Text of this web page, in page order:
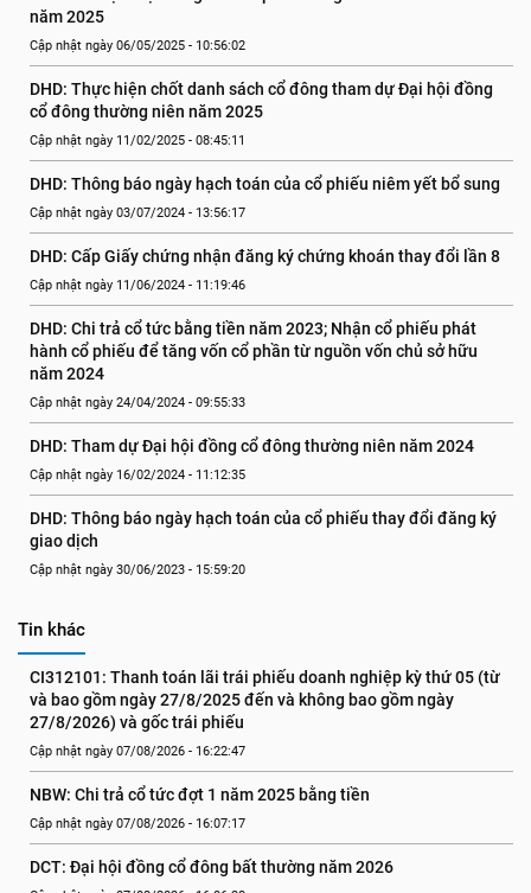
năm 2025
Cập nhật ngày 06/05/2025 - 10:56:02
DHD: Thực hiện chốt danh sách cổ đông tham dự Đại hội đồng
cổ đông thường niên năm 2025
Cập nhật ngày 11/02/2025 - 08:45:11
DHD: Thông báo ngày hạch toán của cổ phiếu niêm yết bổ sung
Cập nhật ngày 03/07/2024 - 13:56:17
DHD: Cấp Giấy chứng nhận đăng ký chứng khoán thay đổi lần 8
Cập nhật ngày 11/06/2024 - 11:19:46
DHD: Chi trả cổ tức bằng tiền năm 2023; Nhận cổ phiếu phát
hành cổ phiếu để tăng vốn cổ phần từ nguồn vốn chủ sở hữu
năm 2024
Cập nhật ngày 24/04/2024 - 09:55:33
DHD: Tham dự Đại hội đồng cổ đông thường niên năm 2024
Cập nhật ngày 16/02/2024 - 11:12:35
DHD: Thông báo ngày hạch toán của cổ phiếu thay đổi đăng ký
giao dịch
Cập nhật ngày 30/06/2023 - 15:59:20
Tin khác
CI312101: Thanh toán lãi trái phiếu doanh nghiệp kỳ thứ 05 (từ
và bao gồm ngày 27/8/2025 đến và không bao gồm ngày
27/8/2026) và gốc trái phiếu
Cập nhật ngày 07/08/2026 - 16:22:47
NBW: Chi trả cổ tức đợt 1 năm 2025 bằng tiền
Cập nhật ngày 07/08/2026 - 16:07:17
DCT: Đại hội đồng cổ đông bất thường năm 2026